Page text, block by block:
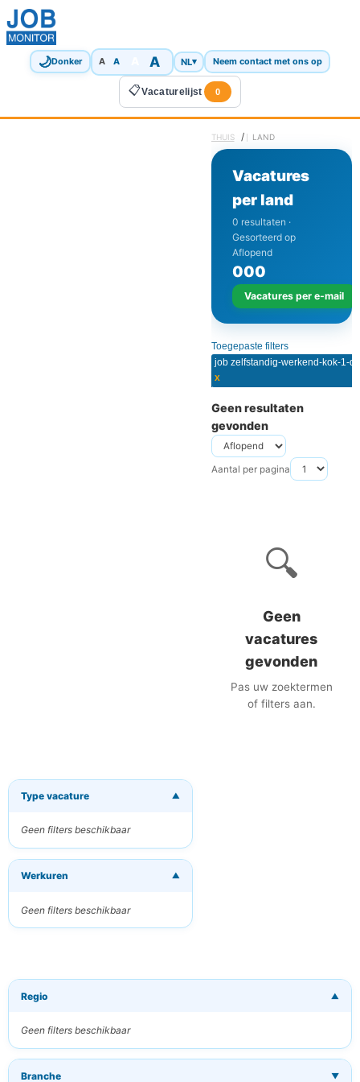
🌙Donker A A A NL▾ Neem contact met ons op
📋Vacaturelijst 0
THUIS / LAND
Vacatures
per land
0 resultaten ·
Gesorteerd op
Aflopend
000
Vacatures per e-mail
Toegepaste filters
x
Geen resultaten
gevonden
Aantal per pagina
🔍
Geen
vacatures
gevonden
Pas uw zoektermen
of filters aan.
Type vacature ▼
Geen filters beschikbaar
Werkuren ▼
Geen filters beschikbaar
Regio ▼
Geen filters beschikbaar
Branche ▼